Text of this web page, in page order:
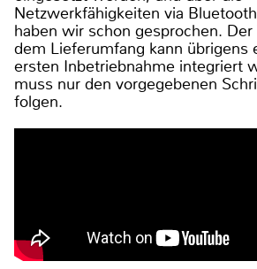
Netzwerkfähigkeiten via
haben wir schon gesprochen.
dem Lieferumfang kann übrigens
ersten Inbetriebnahme integriert
muss nur den vorgegebenen
folgen.